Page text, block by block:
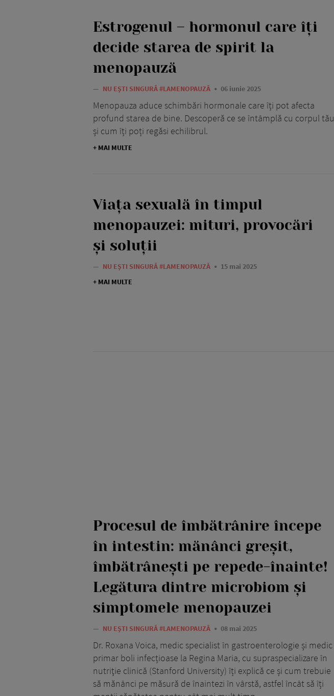
Estrogenul – hormonul care îți
decide starea de spirit la
menopauză
— NU EȘTI SINGURĂ #LAMENOPAUZĂ 06 iunie 2025
Menopauza aduce schimbări hormonale care îți pot afecta
profund starea de bine. Descoperă ce se întâmplă cu corpul tău
și cum îți poți regăsi echilibrul.
+ MAI MULTE
Viața sexuală în timpul
menopauzei: mituri, provocări
și soluții
— NU EȘTI SINGURĂ #LAMENOPAUZĂ
15 mai 2025
+ MAI MULTE
Procesul de îmbătrânire începe
în intestin: mănânci greșit,
îmbătrânești pe repede-înainte!
Legătura dintre microbiom și
simptomele menopauzei
— NU EȘTI SINGURĂ #LAMENOPAUZĂ 08 mai 2025
Dr. Roxana Voica, medic specialist în gastroenterologie și medic
primar boli infecțioase la Regina Maria, cu supraspecializare în
nutriţie clinică (Stanford University) îți explică ce și cum trebuie
să mănânci pe măsură de înaintezi în vârstă, astfel încât să îți